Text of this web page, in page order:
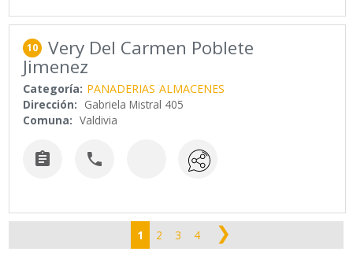
10 Very Del Carmen Poblete
Jimenez
Categoría: PANADERIAS ALMACENES
Dirección: Gabriela Mistral 405
Comuna: Valdivia
 
1 2 3 4 ❯